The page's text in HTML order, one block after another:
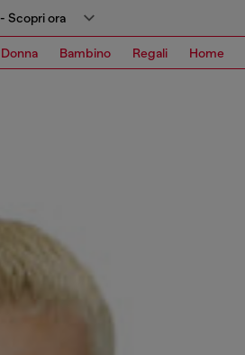
Scopri ora
Donna Bambino Regali Home